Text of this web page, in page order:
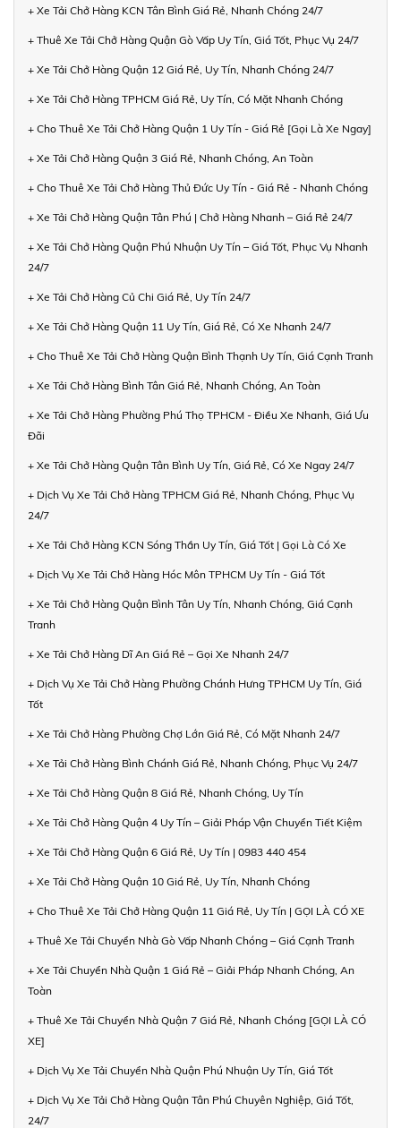
+ Xe Tải Chở Hàng KCN Tân Bình Giá Rẻ, Nhanh Chóng 24/7
+ Thuê Xe Tải Chở Hàng Quận Gò Vấp Uy Tín, Giá Tốt, Phục Vụ 24/7
+ Xe Tải Chở Hàng Quận 12 Giá Rẻ, Uy Tín, Nhanh Chóng 24/7
+ Xe Tải Chở Hàng TPHCM Giá Rẻ, Uy Tín, Có Mặt Nhanh Chóng
+ Cho Thuê Xe Tải Chở Hàng Quận 1 Uy Tín - Giá Rẻ [Gọi Là Xe Ngay]
+ Xe Tải Chở Hàng Quận 3 Giá Rẻ, Nhanh Chóng, An Toàn
+ Cho Thuê Xe Tải Chở Hàng Thủ Đức Uy Tín - Giá Rẻ - Nhanh Chóng
+ Xe Tải Chở Hàng Quận Tân Phú | Chở Hàng Nhanh – Giá Rẻ 24/7
+ Xe Tải Chở Hàng Quận Phú Nhuận Uy Tín – Giá Tốt, Phục Vụ Nhanh
24/7
+ Xe Tải Chở Hàng Củ Chi Giá Rẻ, Uy Tín 24/7
+ Xe Tải Chở Hàng Quận 11 Uy Tín, Giá Rẻ, Có Xe Nhanh 24/7
+ Cho Thuê Xe Tải Chở Hàng Quận Bình Thạnh Uy Tín, Giá Cạnh Tranh
+ Xe Tải Chở Hàng Bình Tân Giá Rẻ, Nhanh Chóng, An Toàn
+ Xe Tải Chở Hàng Phường Phú Thọ TPHCM - Điều Xe Nhanh, Giá Ưu
Đãi
+ Xe Tải Chở Hàng Quận Tân Bình Uy Tín, Giá Rẻ, Có Xe Ngay 24/7
+ Dịch Vụ Xe Tải Chở Hàng TPHCM Giá Rẻ, Nhanh Chóng, Phục Vụ
24/7
+ Xe Tải Chở Hàng KCN Sóng Thần Uy Tín, Giá Tốt | Gọi Là Có Xe
+ Dịch Vụ Xe Tải Chở Hàng Hóc Môn TPHCM Uy Tín - Giá Tốt
+ Xe Tải Chở Hàng Quận Bình Tân Uy Tín, Nhanh Chóng, Giá Cạnh
Tranh
+ Xe Tải Chở Hàng Dĩ An Giá Rẻ – Gọi Xe Nhanh 24/7
+ Dịch Vụ Xe Tải Chở Hàng Phường Chánh Hưng TPHCM Uy Tín, Giá
Tốt
+ Xe Tải Chở Hàng Phường Chợ Lớn Giá Rẻ, Có Mặt Nhanh 24/7
+ Xe Tải Chở Hàng Bình Chánh Giá Rẻ, Nhanh Chóng, Phục Vụ 24/7
+ Xe Tải Chở Hàng Quận 8 Giá Rẻ, Nhanh Chóng, Uy Tín
+ Xe Tải Chở Hàng Quận 4 Uy Tín – Giải Pháp Vận Chuyển Tiết Kiệm
+ Xe Tải Chở Hàng Quận 6 Giá Rẻ, Uy Tín | 0983 440 454
+ Xe Tải Chở Hàng Quận 10 Giá Rẻ, Uy Tín, Nhanh Chóng
+ Cho Thuê Xe Tải Chở Hàng Quận 11 Giá Rẻ, Uy Tín | GỌI LÀ CÓ XE
+ Thuê Xe Tải Chuyển Nhà Gò Vấp Nhanh Chóng – Giá Cạnh Tranh
+ Xe Tải Chuyển Nhà Quận 1 Giá Rẻ – Giải Pháp Nhanh Chóng, An
Toàn
+ Thuê Xe Tải Chuyển Nhà Quận 7 Giá Rẻ, Nhanh Chóng [GỌI LÀ CÓ
XE]
+ Dịch Vụ Xe Tải Chuyển Nhà Quận Phú Nhuận Uy Tín, Giá Tốt
+ Dịch Vụ Xe Tải Chở Hàng Quận Tân Phú Chuyên Nghiệp, Giá Tốt,
24/7